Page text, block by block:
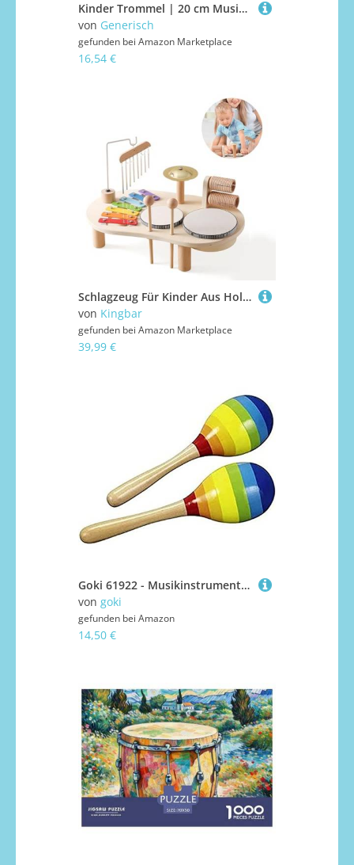
Kinder Trommel | 20 cm Musikinstrumente für Kleinkinder | Klangspielzeug pädagogisches Sinnesinstrument mit 2 Schlägeln für Mädchen Weihnachten
von Generisch
gefunden bei Amazon Marketplace
16,54 €
Schlagzeug Für Kinder Aus Holz, 7 In 1 Musik Kinderspielzeug, Montessori Lernspielzeug Schlagzeug Mit Xylophon, Kinder Trommel Set
von Kingbar
gefunden bei Amazon Marketplace
39,99 €
Goki 61922 - Musikinstrument - Maracas
von goki
gefunden bei Amazon
14,50 €